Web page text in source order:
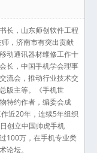
长，山东师创软件工程
，济南市有突出贡献
动通讯器材维修工作十
长，中国手机学会理事
流会，推动行业技术交
版主等。《手机世
特约作者，编委会成
近20年，连续5年组织
创立中国帅虎手机
100万，在手机专业类
论坛。